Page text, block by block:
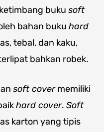
buku soft
bahan buku hard
tebal, dan kaku,
bahkan robek.
soft covermemiliki
hard cover. Soft
karton yang tipis